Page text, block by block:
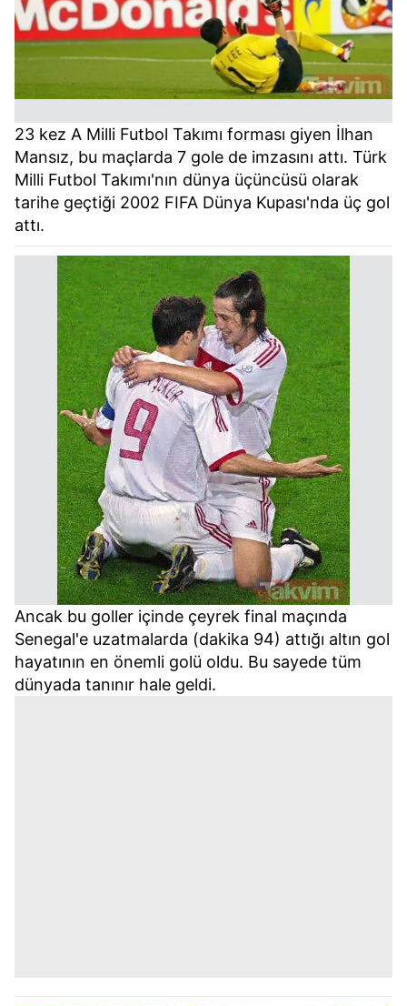
23 kez A Milli Futbol Takımı forması giyen İlhan
Mansız, bu maçlarda 7 gole de imzasını attı. Türk
Milli Futbol Takımı'nın dünya üçüncüsü olarak
tarihe geçtiği 2002 FIFA Dünya Kupası'nda üç gol
attı.
Ancak bu goller içinde çeyrek final maçında
Senegal'e uzatmalarda (dakika 94) attığı altın gol
hayatının en önemli golü oldu. Bu sayede tüm
dünyada tanınır hale geldi.